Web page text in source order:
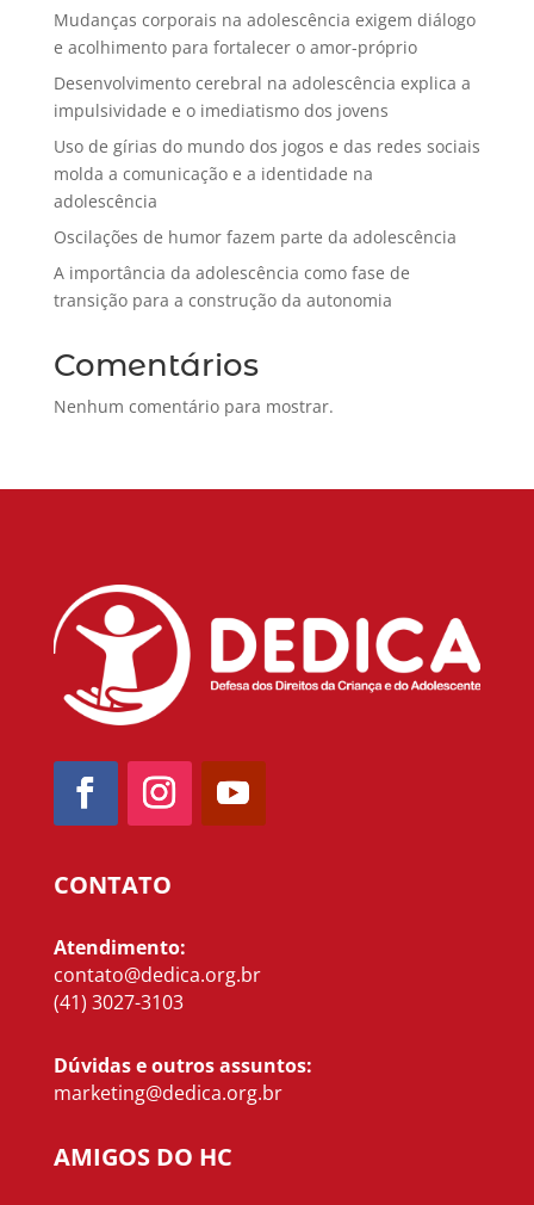
Mudanças corporais na adolescência exigem diálogo
e acolhimento para fortalecer o amor-próprio
Desenvolvimento cerebral na adolescência explica a
impulsividade e o imediatismo dos jovens
Uso de gírias do mundo dos jogos e das redes sociais
molda a comunicação e a identidade na
adolescência
Oscilações de humor fazem parte da adolescência
A importância da adolescência como fase de
transição para a construção da autonomia
Comentários
Nenhum comentário para mostrar.
CONTATO
Atendimento:
contato@dedica.org.br
(41) 3027-3103
Dúvidas e outros assuntos:
marketing@dedica.org.br
AMIGOS DO HC